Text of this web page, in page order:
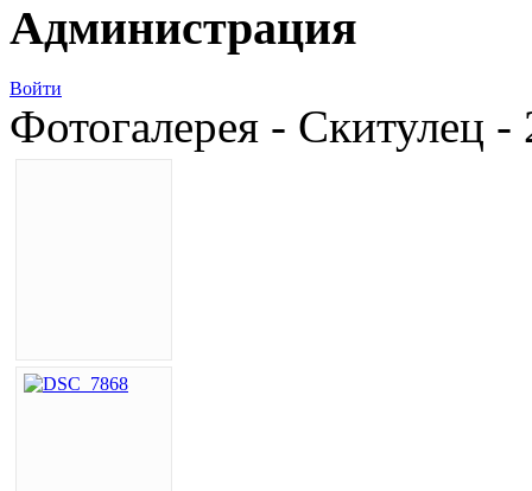
Администрация
Войти
Фотогалерея - Скитулец -